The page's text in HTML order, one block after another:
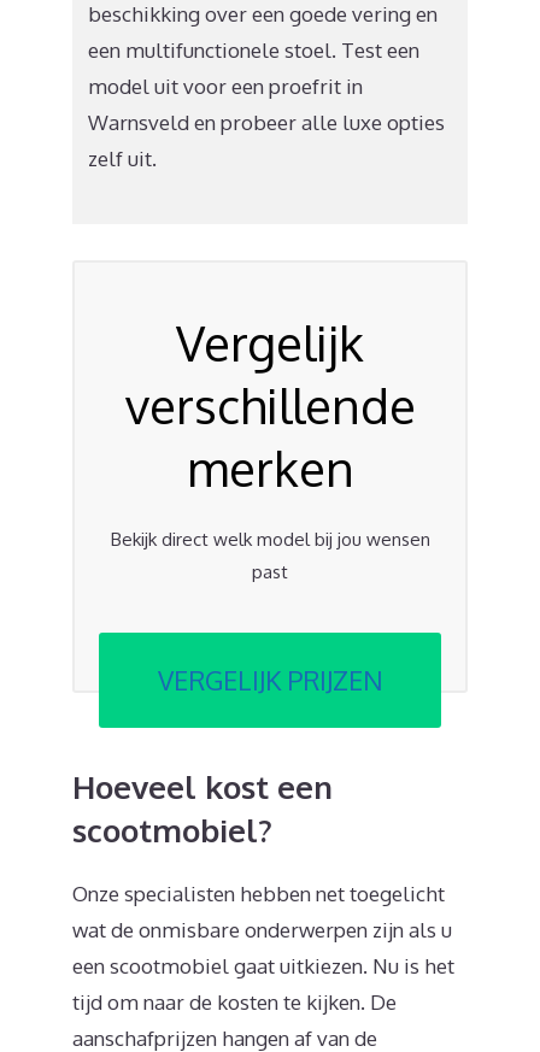
beschikking over een goede vering en
een multifunctionele stoel. Test een
model uit voor een proefrit in
Warnsveld en probeer alle luxe opties
zelf uit.
Vergelijk
verschillende
merken
Bekijk direct welk model bij jou wensen
past
VERGELIJK PRIJZEN
Hoeveel kost een
scootmobiel?
Onze specialisten hebben net toegelicht
wat de onmisbare onderwerpen zijn als u
een scootmobiel gaat uitkiezen. Nu is het
tijd om naar de kosten te kijken. De
aanschafprijzen hangen af van de